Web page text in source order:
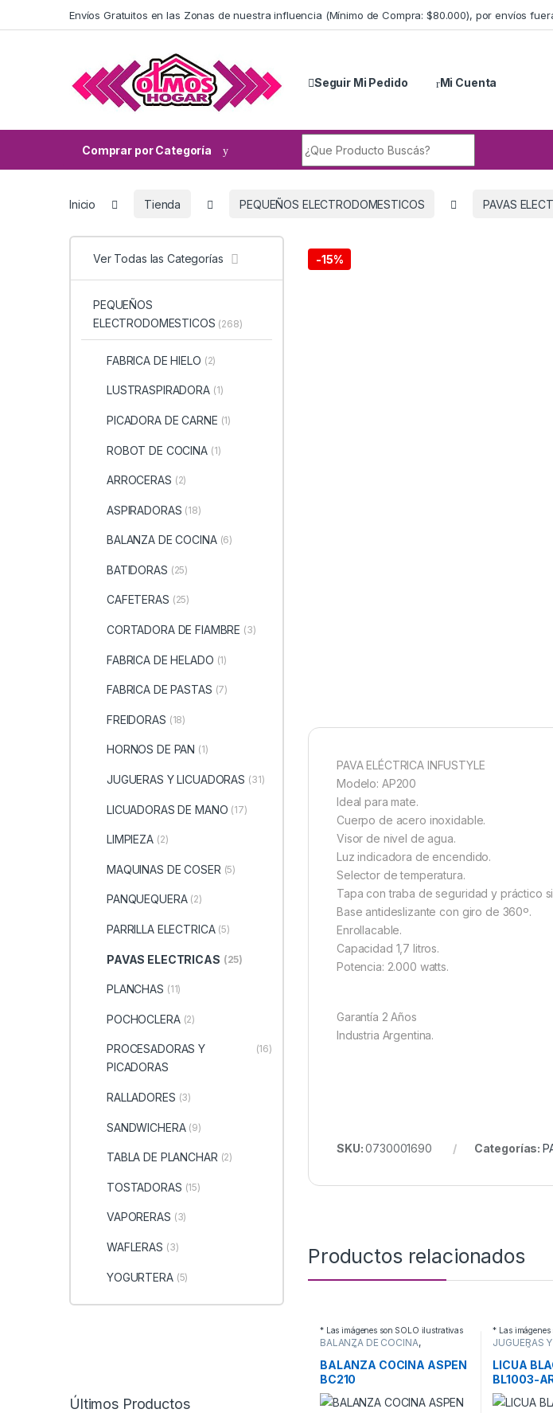
Skip to navigationEnvíos Gratuitos en las Zonas de nuestra influencia (Mínimo de Compra: $80.000), por envíos
Seguir Mi Pedido Mi Cuenta
Comprar por Categoría
Inicio Tienda PEQUEÑOS ELECTRODOMESTICOS PAVAS
-15%
PAVA ELÉCTRICA INFUSTYLE
Modelo: AP200
Ideal para mate.
Cuerpo de acero inoxidable.
Visor de nivel de agua.
Luz indicadora de encendido.
Selector de temperatura.
Tapa con traba de seguridad y práctico
Base antideslizante con giro de 360º.
Enrollacable.
Capacidad 1,7 litros.
Potencia: 2.000 watts.
Garantía 2 Años
Industria Argentina.
SKU:0730001690 Categorías:
Productos relacionados
* Las imágenes son SOLO ilustrativas
BALANZA DE COCINA,
ELECTRODOMESTICOS
BALANZA COCINA ASPEN
BC210
* Las
JUGUERAS
LICUA
BL1003-
Ver Todas las Categorías
PEQUEÑOS
ELECTRODOMESTICOS (268)
FABRICA DE HIELO (2)
LUSTRASPIRADORA (1)
PICADORA DE CARNE (1)
ROBOT DE COCINA (1)
ARROCERAS (2)
ASPIRADORAS (18)
BALANZA DE COCINA (6)
BATIDORAS (25)
CAFETERAS (25)
CORTADORA DE FIAMBRE (3)
FABRICA DE HELADO (1)
FABRICA DE PASTAS (7)
FREIDORAS (18)
HORNOS DE PAN (1)
JUGUERAS Y LICUADORAS (31)
LICUADORAS DE MANO (17)
LIMPIEZA (2)
MAQUINAS DE COSER (5)
PANQUEQUERA (2)
PARRILLA ELECTRICA (5)
PAVAS ELECTRICAS (25)
PLANCHAS (11)
POCHOCLERA (2)
PROCESADORAS Y
PICADORAS
(16)
RALLADORES (3)
SANDWICHERA (9)
TABLA DE PLANCHAR (2)
TOSTADORAS (15)
VAPORERAS (3)
WAFLERAS (3)
YOGURTERA (5)
Últimos Productos